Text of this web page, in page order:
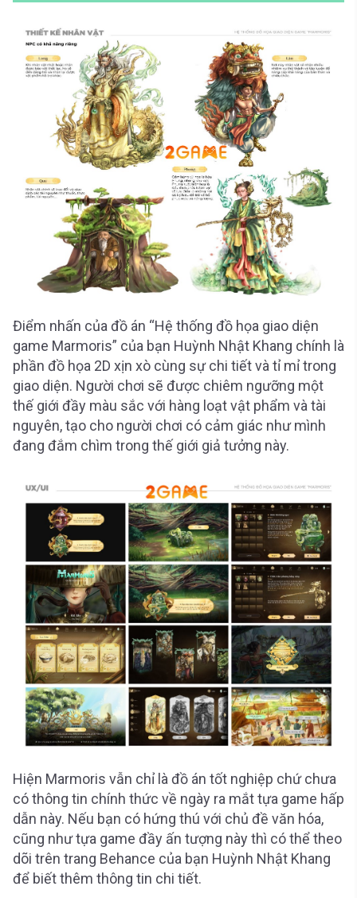
Điểm nhấn của đồ án “Hệ thống đồ họa giao diện
game Marmoris” của bạn Huỳnh Nhật Khang chính là
phần đồ họa 2D xịn xò cùng sự chi tiết và tỉ mỉ trong
giao diện. Người chơi sẽ được chiêm ngưỡng một
thế giới đầy màu sắc với hàng loạt vật phẩm và tài
nguyên, tạo cho người chơi có cảm giác như mình
đang đắm chìm trong thế giới giả tưởng này.
Hiện Marmoris vẫn chỉ là đồ án tốt nghiệp chứ chưa
có thông tin chính thức về ngày ra mắt tựa game hấp
dẫn này. Nếu bạn có hứng thú với chủ đề văn hóa,
cũng như tựa game đầy ấn tượng này thì có thể theo
dõi trên trang Behance của bạn Huỳnh Nhật Khang
để biết thêm thông tin chi tiết.